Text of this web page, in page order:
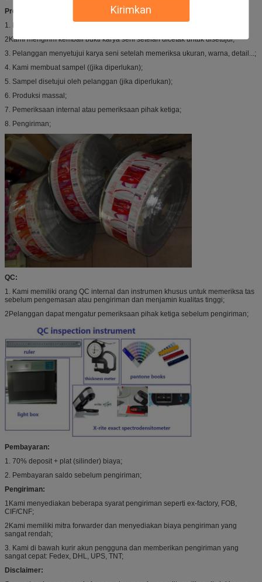
Kirimkan
Proses produksi:
1. Pelanggan menyediakan desain / karya seni;
2Kami mengirim kembali bukti karya seni setelah dicetak untuk disetujui;
3. Pelanggan menyetujui karya seni setelah memeriksa ukuran, warna, detail...;
4. Kami membuat sampel ((jika diperlukan);
5. Sampel disetujui oleh pelanggan (jika diperlukan);
6. Produksi massal;
7. Pemeriksaan internal atau pemeriksaan pihak ketiga;
8. Pengiriman;
QC:
1. Kami memiliki orang QC internal dan instrumen khusus untuk memeriksa tas
sebelum pengemasan atau pengiriman dan menjamin kualitas tinggi;
2Pelanggan dapat mengatur pemeriksaan pihak ketiga sebelum pengiriman;
Pembayaran:
1. 70% deposit + plat (silinder) biaya;
2. Pembayaran saldo sebelum pengiriman;
Pengiriman:
1Kami menyediakan beberapa syarat pengiriman seperti ex-factory, FOB,
CIF/CNF;
2Kami memiliki mitra forwarder dan menyediakan biaya pengiriman yang
sangat rendah;
3. Kami di bawah kurir akun pengguna dan memberikan pengiriman yang
sangat cepat: Fedex, DHL, UPS, TNT;
Disclaimer: